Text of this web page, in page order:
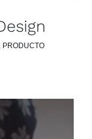
, PRODUCTO